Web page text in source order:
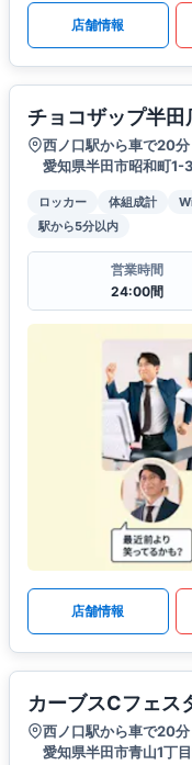
店舗情報
チョコザップ半田
西ノ口駅から車で20分
愛知県半田市昭和町1-
ロッカー 体組成計
駅から5分以内
営業時間
24:00間
店舗情報
カーブスCフェス
西ノ口駅から車で20分
愛知県半田市青山1丁